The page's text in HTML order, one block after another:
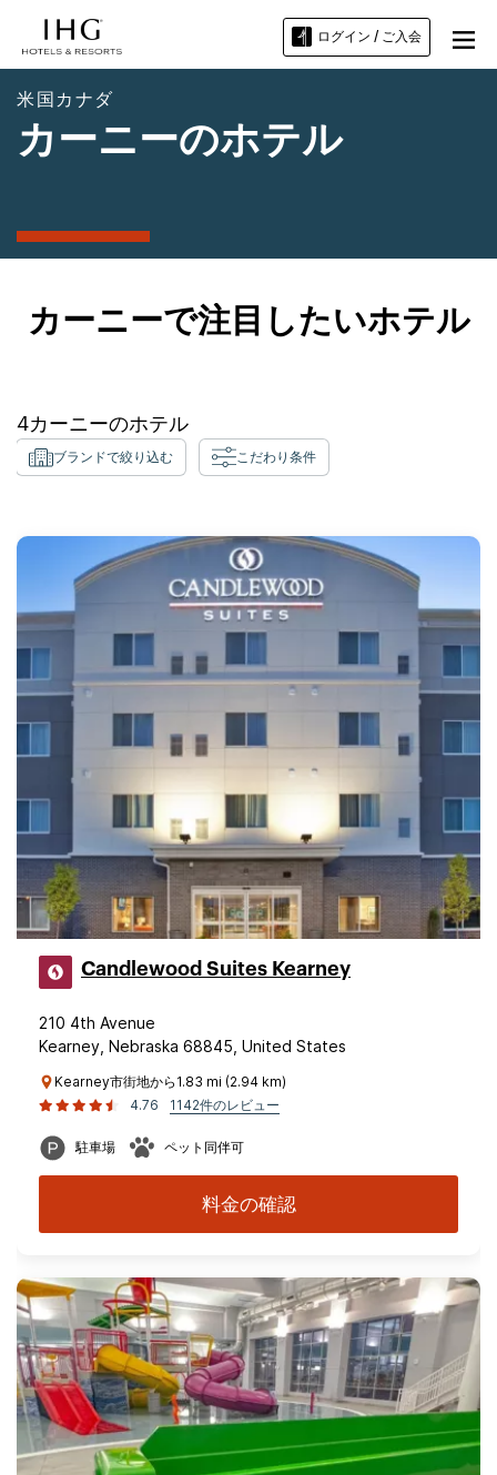
ログイン / ご入会
米国カナダ
カーニーのホテル
カーニーで注目したいホテル
4カーニーのホテル
ブランドで絞り込む こだわり条件
Candlewood Suites Kearney
210 4th Avenue
Kearney, Nebraska 68845, United States
Kearney市街地から1.83 mi (2.94 km)
4.76
1142件のレビュー
駐車場 ペット同伴可
料金の確認